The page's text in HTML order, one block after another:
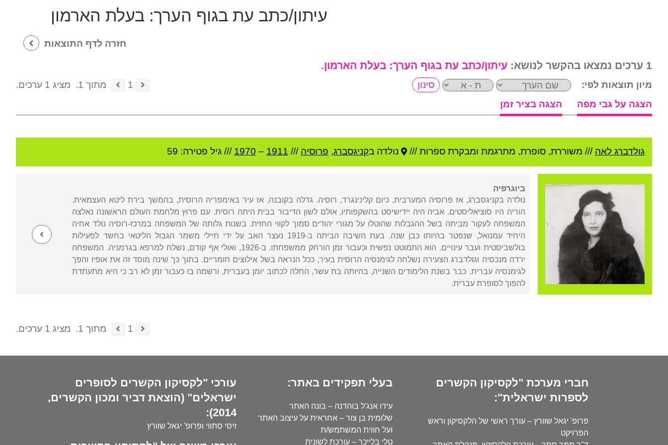
עיתון/כתב עת בגוף הערך: בעלת הארמון
חזרה לדף התוצאות
1 ערכים נמצאו בהקשר לנושא: עיתון/כתב עת בגוף הערך: בעלת הארמון.
מיון תוצאות לפי: 1 מתוך 1.
מציג 1 ערכים.
הצגה על גבי מפה
הצגה בציר זמן
גולדברג לאה /// משוררת, סופרת, מתרגמת ומבקרת ספרות /// נולדה בקניגסברג, פרוסיה ///
1911
–
1970 /// גיל פטירה: 59
ביוגרפיה
נולדה בקניגסברג, אז פרוסיה המערבית, כיום קלינינגרד, רוסיה. גדלה בקובנה, אז עיר באימפריה הרוסית, בהמשך בירת ליטא העצמאית.
הוריה היו סוציאליסטים. אביה היה יידישיסט בהשקפותיו, אולם לשון הדיבור בבית היתה רוסית. עם פרוץ מלחמת העולם הראשונה נאלצה
המשפחה לעקור מביתה בשל ההגבלות שהוטלו על מגורי יהודים סמוך לקווי החזית. בשנות גלותה של המשפחה במרכז-רוסיה נולד אחיה
היחיד עמנואל, שנפטר בהיותו כבן שנה. בעת השיבה הביתה ב-1919 נעצר האב על ידי חיילי משמר הגבול הליטאי בחשד לפעילות
בולשביסטית ועבר עינויים. הוא התמוטט נפשית וכעבור זמן הורחק ממשפחתו. ב-1926, ואולי אף קודם, נשלח למרפא בגרמניה. המשפחה
ירדה מנכסיה וגולדברג הצעירה נשלחה לגימנסיה הרוסית בעיר, ככל הנראה בשל אילוצים חומריים. בתוך כך שינה מוסד זה את אופיו והפך
לגימנסיה עברית. כבר בשנת הלימודים השנייה, בהיותה בת עשר, החלה לכתוב יומן בעברית, ורשמה בו כעבור זמן לא רב כי היא מתעתדת
להפוך לסופרת עברית.
1 מתוך 1. מציג 1 ערכים.
חברי מערכת "לקסיקון הקשרים
לספרות ישראלית":
פרופ' יגאל שוורץ – עורך ראשי של הלקסיקון וראש
הפרויקט
בעלי תפקידים באתר:
עידו אנג'ל בוהדנה – בונה האתר
שלומית בן צור – אחראית על עיצוב האתר
ועל חווית המשתמש/ת
טלי בלייכר – עורכת לשונית
עורכי "לקסיקון הקשרים לסופרים
ישראלים" (הוצאת דביר ומכון הקשרים,
2014):
זיסי סתווי ופרופ' יגאל שוורץ